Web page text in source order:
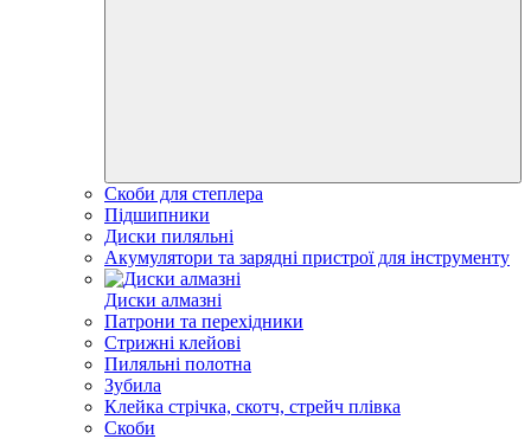
Скоби для степлера
Підшипники
Диски пиляльні
Акумулятори та зарядні пристрої для інструменту
Диски алмазні
Патрони та перехідники
Стрижні клейові
Пиляльні полотна
Зубила
Клейка стрічка, скотч, стрейч плівка
Скоби